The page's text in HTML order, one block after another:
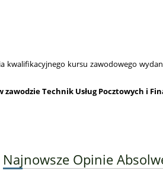
kursu zawodowego
zawodzieTechnik Usług Pocztowych i
Najnowsze Opinie